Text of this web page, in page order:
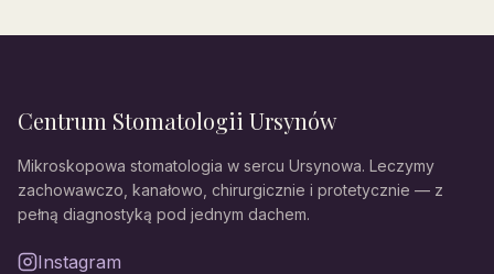
Centrum Stomatologii Ursynów
Mikroskopowa stomatologia w sercu Ursynowa. Leczymy
zachowawczo, kanałowo, chirurgicznie i protetycznie — z
pełną diagnostyką pod jednym dachem.
Instagram